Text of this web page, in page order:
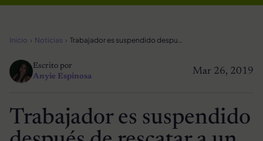
Inicio Noticias Trabajador es suspendido después de rescatar a un gato usando su equipo de trabajo
Mar 26, 2019
Escrito por
Anyie Espinosa
Trabajador es suspendido